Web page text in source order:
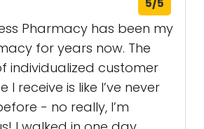
5/5
Pharmacy has been my
for years now. The
individualized customer
I receive is like I’ve never
- no really, I’m